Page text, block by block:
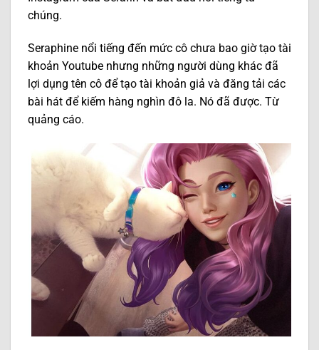
chúng.
Seraphine nổi tiếng đến mức cô chưa bao giờ tạo tài
khoản Youtube nhưng những người dùng khác đã
lợi dụng tên cô để tạo tài khoản giả và đăng tải các
bài hát để kiếm hàng nghìn đô la. Nó đã được. Từ
quảng cáo.